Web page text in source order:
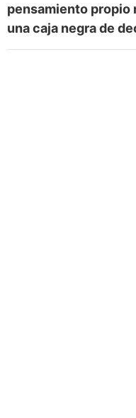
pensamiento
una caja negra de